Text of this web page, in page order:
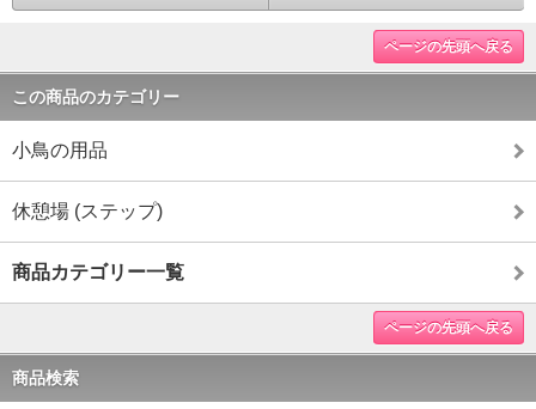
ページの先頭へ戻る
この商品のカテゴリー
小鳥の用品
休憩場 (ステップ)
商品カテゴリー一覧
ページの先頭へ戻る
商品検索